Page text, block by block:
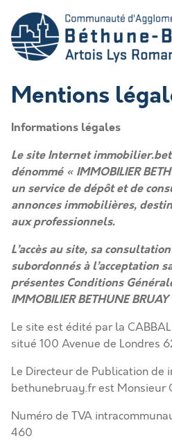
Mentions
Informations légales
Le site Internet
dénommé « IMMOBILIER
un service de dépôt et de
annonces immobilières,
aux professionnels.
L’accès au site, sa
subordonnés à l’acceptation
présentes Conditions
IMMOBILIER BETHUNE BRUAY
Le site est édité par la
situé 100 Avenue de Londres
Le Directeur de Publication de
bethunebruay.fr est Monsieur
Numéro de TVA
460